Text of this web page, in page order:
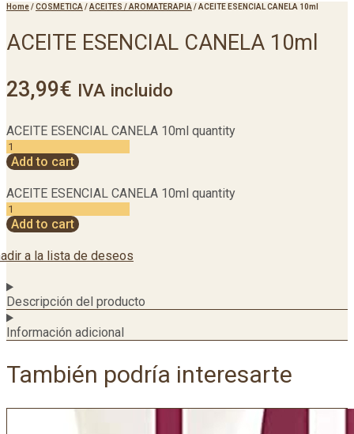
Home/COSMETICA /ACEITES / AROMATERAPIA /ACEITE ESENCIAL CANELA 10ml
ACEITE ESENCIAL CANELA 10ml
23,99€ IVA incluido
ACEITE ESENCIAL CANELA 10ml quantity
Add to cart
ACEITE ESENCIAL CANELA 10ml quantity
Add to cart
a la lista de deseos
Descripción del producto
Información adicional
También podría interesarte